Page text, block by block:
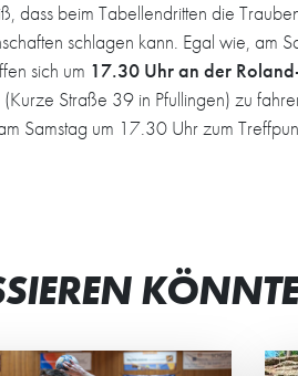
dass beim Tabellendritten die
schlagen kann. Egal wie, am
sich um 17.30 Uhr an der
Straße 39 in Pfullingen) zu
Samstag um 17.30 Uhr zum